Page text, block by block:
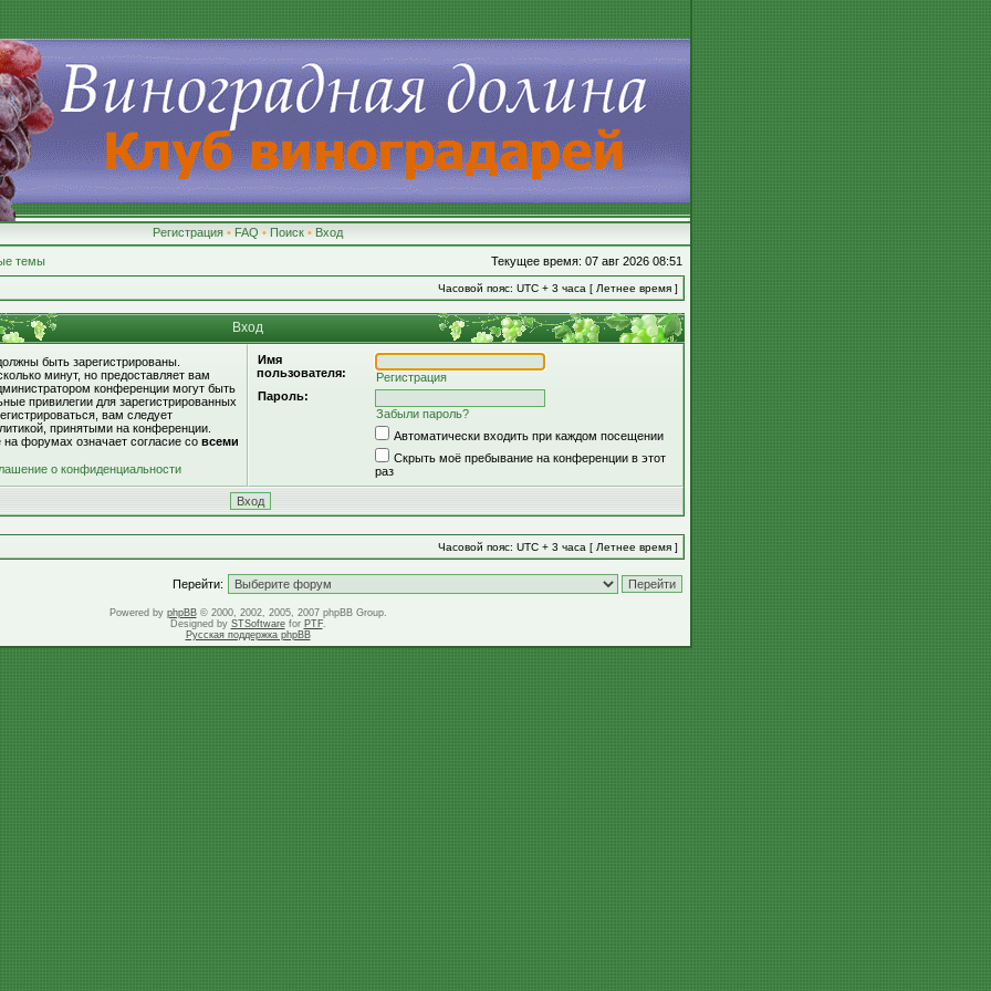
Регистрация • FAQ • Поиск • Вход
темы Текущее время: 07 авг 2026 08:51
Часовой пояс: UTC + 3 часа [ Летнее время ]
Вход
быть зарегистрированы.
минут, но предоставляет вам
конференции могут быть
привилегии для зарегистрированных
вам следует
принятыми на конференции.
форумах означает согласие со всеми
о конфиденциальности
Имя
пользователя:
Регистрация
Пароль:
Забыли пароль?
Автоматически входить при каждом посещении
Скрыть моё пребывание на конференции в этот
раз
Часовой пояс: UTC + 3 часа [ Летнее время ]
Перейти:
Powered by phpBB© 2000, 2002, 2005, 2007 phpBB Group.
Designed by STSoftwarefor PTF.
Русская поддержка phpBB